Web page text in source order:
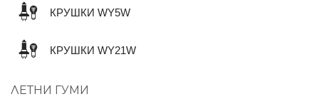
КРУШКИ WY5W
КРУШКИ WY21W
ЛЕТНИ ГУМИ